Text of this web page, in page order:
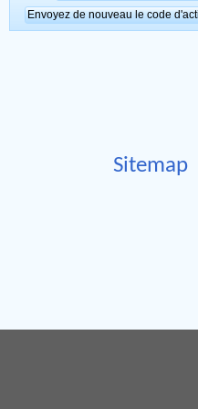
Sitemap